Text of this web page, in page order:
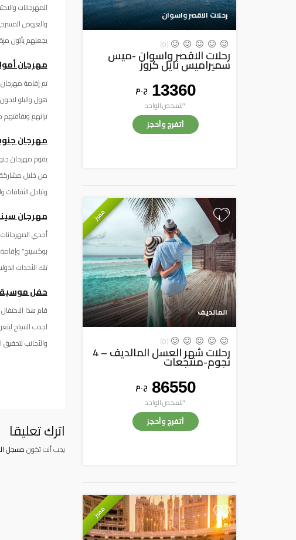
رحلات الاقصر واسوان
(0)
رحلات الاقصر واسوان -ميس
سميراميس نايل كروز
13360 ج . م
*للشخص الواحد
أتفرج وأحجز
مميز +
المالديف
(0)
رحلات شهر العسل المالديف – 4 نجوم-منتجعات
86550 ج . م
*للشخص الواحد
أتفرج وأحجز
مميز +
المهرجانات
والعروض
يجعلهم يأتون
مهرجان
تم إقامة
هول والبلو
تراثهم
مهرجان
يقوم مهرجان
من خلال
وتبادل الثقافات
مهرجان
أحدي المهرجانات
تلك الأحداث
حفل
قام هذا
لجذب السياح
والأجانب
اترك تعليقا
يجب أنت تكونمسجل